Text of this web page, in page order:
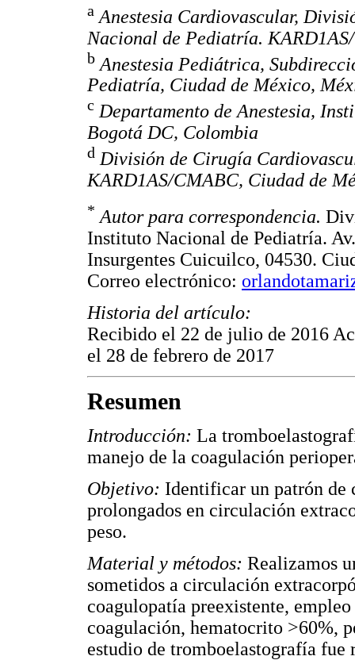
a Anestesia Cardiovascular,
Nacional de Pediatría.
b Anestesia Pediátrica,
Pediatría, Ciudad de México,
c Departamento de Anestesia,
Bogotá DC, Colombia
d División de Cirugía
KARD1AS/CMABC, Ciudad de
* Autor para correspondencia.
Instituto Nacional de Pediatría.
Insurgentes Cuicuilco, 04530.
Correo electrónico:
Historia del artículo:
Recibido el 22 de julio de 2016
el 28 de febrero de 2017
Resumen
Introducción: La
manejo de la coagulación
Objetivo: Identificar un patrón de
prolongados en circulación
peso.
Material y métodos: Realizamos
sometidos a circulación
coagulopatía preexistente,
coagulación, hematocrito >60%,
estudio de tromboelastografía